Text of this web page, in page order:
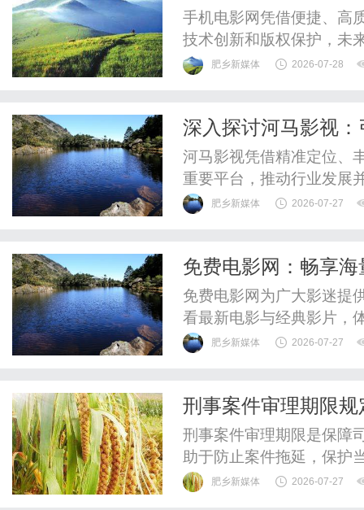
手机电影网凭借便捷、高
技术创新和版权保护，未
肥乡新媒体 2026-07-28
深入探讨河马影视
河马影视凭借精准定位、
重要平台，推动行业发展
肥乡新媒体 2026-07-27
免费电影网：畅享
免费电影网为广大影迷提
看最新电影与经典影片，
肥乡新媒体 2026-07-27
刑事案件审理期限
刑事案件审理期限是保障
助于防止案件拖延，保护
持续深化。
肥乡新媒体 2026-07-27